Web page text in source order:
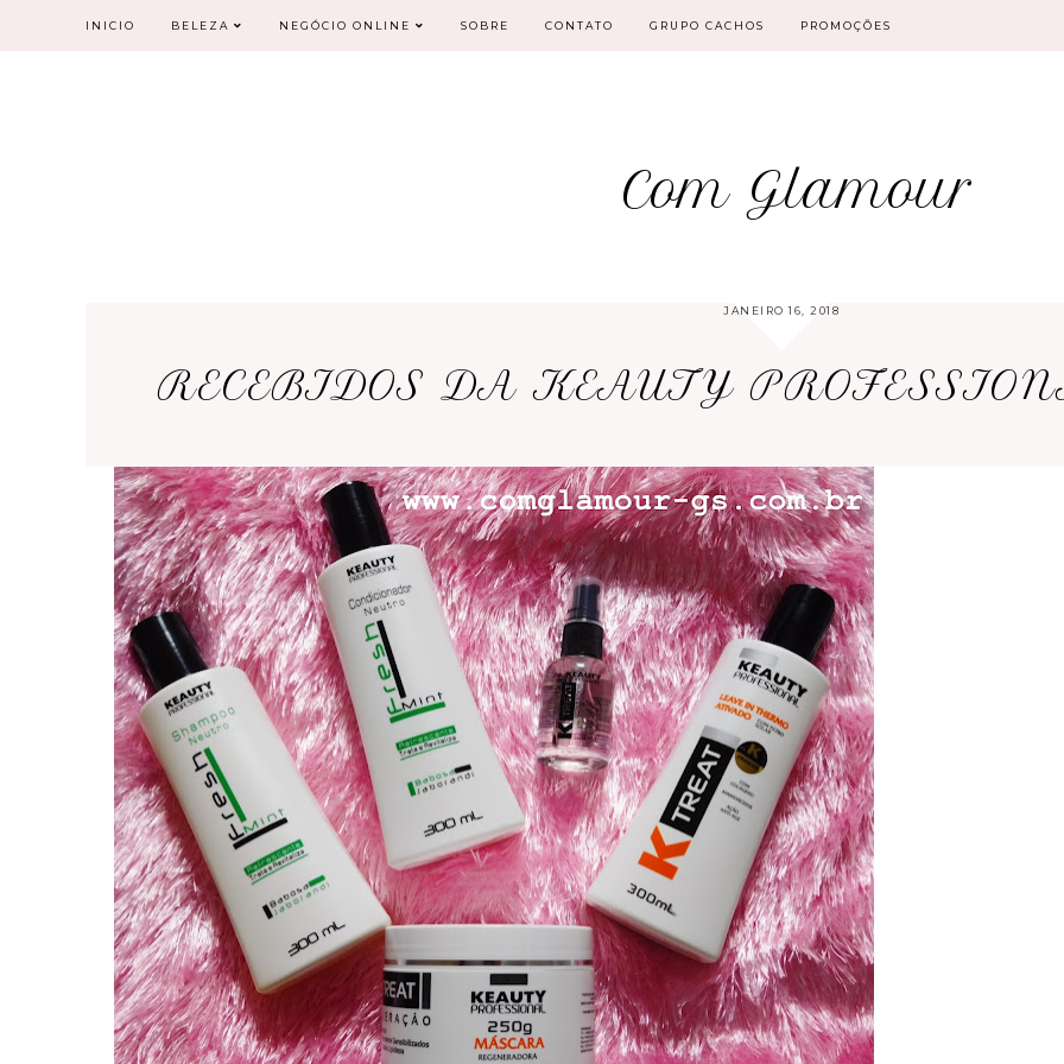
INICIO BELEZA NEGÓCIO ONLINE SOBRE CONTATO GRUPO CACHOS PROMOÇÕES
Com Glamour
JANEIRO 16, 2018
RECEBIDOS DA KEAUTY